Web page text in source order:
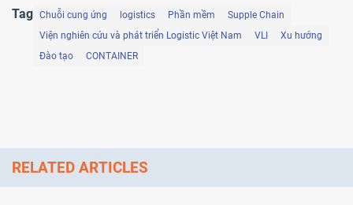
Tag Chuỗi cung ứng logistics Phần mềm
Supple Chain
Viện nghiên cứu và phát triển Logistic Việt Nam
VLI
Xu hướng
Đào tạo
CONTAINER
RELATED ARTICLES